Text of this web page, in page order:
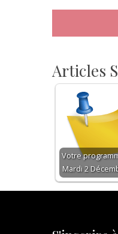
Articles
Votre
Mardi 2